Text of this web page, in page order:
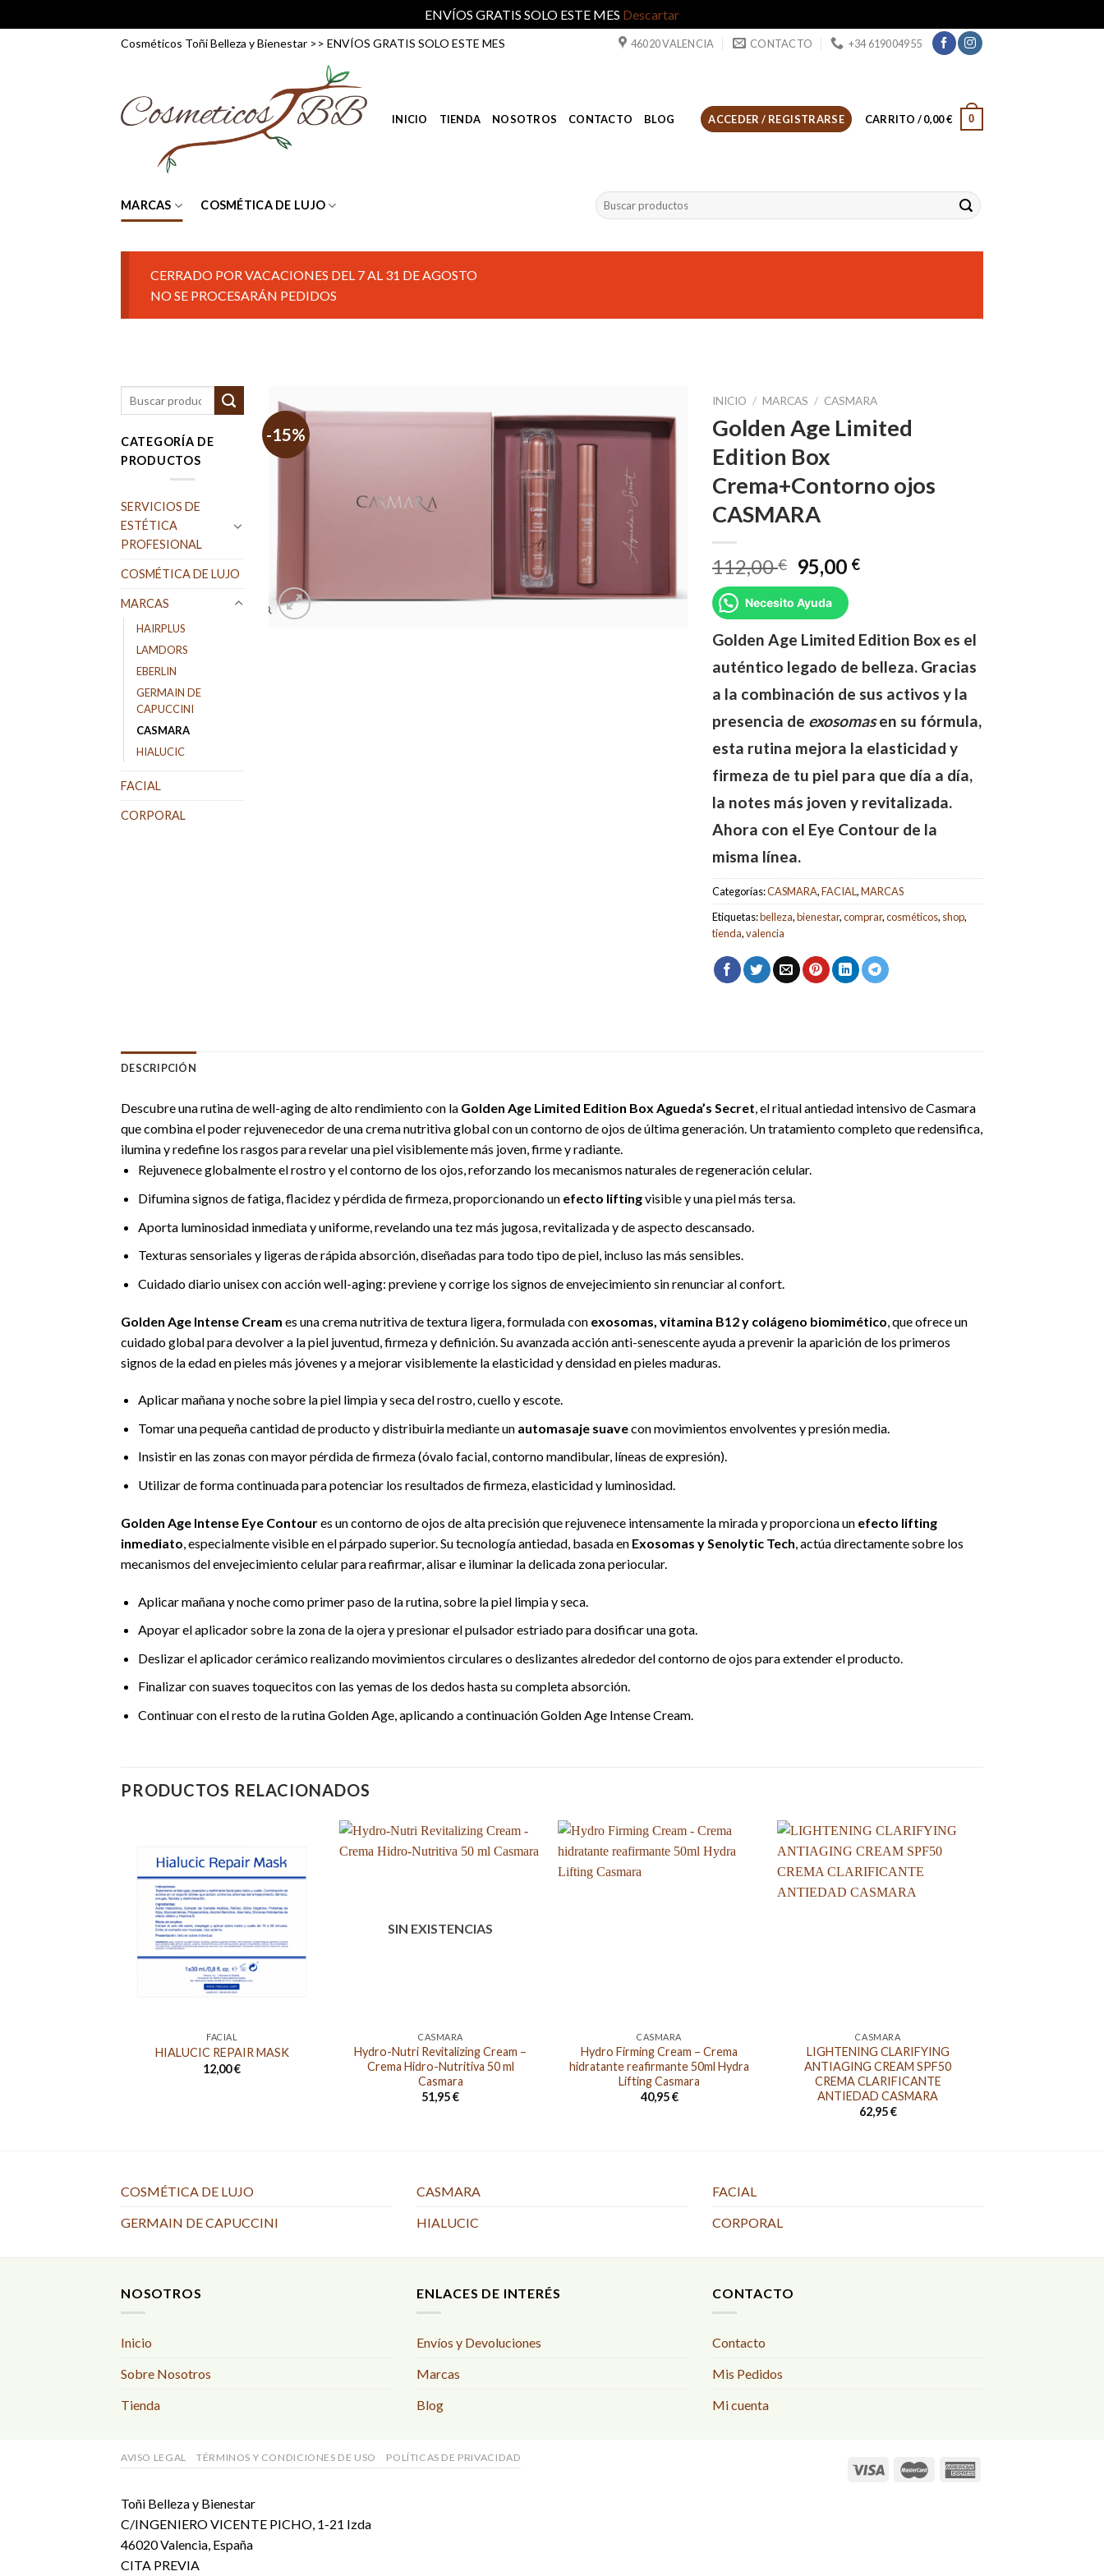
ENVÍOS GRATIS SOLO ESTE MES Descartar
Cosméticos Toñi Belleza y Bienestar >> ENVÍOS GRATIS SOLO ESTE MES 46020 VALENCIA CONTACTO +34 619004955
INICIO TIENDA NOSOTROS CONTACTO BLOG ACCEDER / REGISTRARSE CARRITO /0,00€ 0
MARCAS COSMÉTICA DE LUJO
Buscar
por:
CERRADO POR VACACIONES DEL 7 AL 31 DE AGOSTO
NO SE PROCESARÁN PEDIDOS
CATEGORÍA DE
PRODUCTOS
SERVICIOS DE
ESTÉTICA
PROFESIONAL
COSMÉTICA DE LUJO
MARCAS
HAIRPLUS
LAMDORS
EBERLIN
GERMAIN DE
CAPUCCINI
CASMARA
HIALUCIC
FACIAL
CORPORAL
-15%
INICIO / MARCAS / CASMARA
Golden Age Limited
Edition Box
Crema+Contorno ojos
CASMARA
112,00€
El
precio
original
era:
112,00 €.
95,00 €El
95,00 €.
Necesito Ayuda
Golden Age Limited Edition Box es el
auténtico legado de belleza. Gracias
a la combinación de sus activos y la
presencia de exosomasen su fórmula,
esta rutina mejora la elasticidad y
firmeza de tu piel para que día a día,
la notes más joven y revitalizada.
Ahora con el Eye Contour de la
misma línea.
Categorías:CASMARA,FACIAL,MARCAS
Etiquetas:belleza,bienestar,comprar,cosméticos, shop,
tienda,valencia
DESCRIPCIÓN
Descubre una rutina de well-aging de alto rendimiento con la Golden Age Limited Edition Box Agueda’s Secret, el ritual antiedad intensivo de Casmara
que combina el poder rejuvenecedor de una crema nutritiva global con un contorno de ojos de última generación. Un tratamiento completo que redensifica,
ilumina y redefine los rasgos para revelar una piel visiblemente más joven, firme y radiante.
Rejuvenece globalmente el rostro y el contorno de los ojos, reforzando los mecanismos naturales de regeneración celular.
Difumina signos de fatiga, flacidez y pérdida de firmeza, proporcionando un efecto liftingvisible y una piel más tersa.
Aporta luminosidad inmediata y uniforme, revelando una tez más jugosa, revitalizada y de aspecto descansado.
Texturas sensoriales y ligeras de rápida absorción, diseñadas para todo tipo de piel, incluso las más sensibles.
Cuidado diario unisex con acción well-aging: previene y corrige los signos de envejecimiento sin renunciar al confort.
Golden Age Intense Cream es una crema nutritiva de textura ligera, formulada con exosomas, vitamina B12 y colágeno biomimético , que ofrece un
cuidado global para devolver a la piel juventud, firmeza y definición. Su avanzada acción anti-senescente ayuda a prevenir la aparición de los primeros
signos de la edad en pieles más jóvenes y a mejorar visiblemente la elasticidad y densidad en pieles maduras.
Aplicar mañana y noche sobre la piel limpia y seca del rostro, cuello y escote.
Tomar una pequeña cantidad de producto y distribuirla mediante un automasaje suavecon movimientos envolventes y presión media.
Insistir en las zonas con mayor pérdida de firmeza (óvalo facial, contorno mandibular, líneas de expresión).
Utilizar de forma continuada para potenciar los resultados de firmeza, elasticidad y luminosidad.
Golden Age Intense Eye Contoures un contorno de ojos de alta precisión que rejuvenece intensamente la mirada y proporciona un efecto lifting
inmediato, especialmente visible en el párpado superior. Su tecnología antiedad, basada en Exosomas y Senolytic Tech, actúa directamente sobre los
mecanismos del envejecimiento celular para reafirmar, alisar e iluminar la delicada zona periocular.
Aplicar mañana y noche como primer paso de la rutina, sobre la piel limpia y seca.
Apoyar el aplicador sobre la zona de la ojera y presionar el pulsador estriado para dosificar una gota.
Deslizar el aplicador cerámico realizando movimientos circulares o deslizantes alrededor del contorno de ojos para extender el producto.
Finalizar con suaves toquecitos con las yemas de los dedos hasta su completa absorción.
Continuar con el resto de la rutina Golden Age, aplicando a continuación Golden Age Intense Cream.
PRODUCTOS RELACIONADOS
FACIAL
HIALUCIC REPAIR MASK
12,00€
SIN EXISTENCIAS
CASMARA
Hydro-Nutri Revitalizing Cream –
Crema Hidro-Nutritiva 50 ml
Casmara
51,95€
CASMARA
Hydro Firming Cream – Crema
hidratante reafirmante 50ml Hydra
Lifting Casmara
40,95€
CASMARA
LIGHTENING CLARIFYING
ANTIAGING CREAM SPF50
CREMA CLARIFICANTE
ANTIEDAD CASMARA
62,95€
COSMÉTICA DE LUJO
GERMAIN DE CAPUCCINI
CASMARA
HIALUCIC
FACIAL
CORPORAL
NOSOTROS
Inicio
Sobre Nosotros
Tienda
ENLACES DE INTERÉS
Envíos y Devoluciones
Marcas
Blog
CONTACTO
Contacto
Mis Pedidos
Mi cuenta
AVISO LEGAL TÉRMINOS Y CONDICIONES DE USO POLÍTICAS DE PRIVACIDAD
Toñi Belleza y Bienestar
C/INGENIERO VICENTE PICHO, 1-21 Izda
46020 Valencia, España
CITA PREVIA